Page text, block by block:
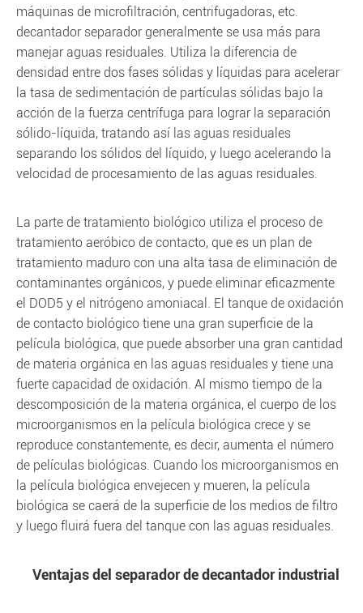
máquinas de microfiltración, centrifugadoras, etc.
decantador separador generalmente se usa más para
manejar aguas residuales. Utiliza la diferencia de
densidad entre dos fases sólidas y líquidas para acelerar
la tasa de sedimentación de partículas sólidas bajo la
acción de la fuerza centrífuga para lograr la separación
sólido-líquida, tratando así las aguas residuales
separando los sólidos del líquido, y luego acelerando la
velocidad de procesamiento de las aguas residuales.
La parte de tratamiento biológico utiliza el proceso de
tratamiento aeróbico de contacto, que es un plan de
tratamiento maduro con una alta tasa de eliminación de
contaminantes orgánicos, y puede eliminar eficazmente
el DOD5 y el nitrógeno amoniacal. El tanque de oxidación
de contacto biológico tiene una gran superficie de la
película biológica, que puede absorber una gran cantidad
de materia orgánica en las aguas residuales y tiene una
fuerte capacidad de oxidación. Al mismo tiempo de la
descomposición de la materia orgánica, el cuerpo de los
microorganismos en la película biológica crece y se
reproduce constantemente, es decir, aumenta el número
de películas biológicas. Cuando los microorganismos en
la película biológica envejecen y mueren, la película
biológica se caerá de la superficie de los medios de filtro
y luego fluirá fuera del tanque con las aguas residuales.
Ventajas del separador de decantador industrial